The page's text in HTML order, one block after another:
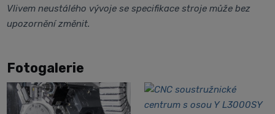
Vlivem neustálého vývoje se specifikace stroje může bez
upozornění změnit.
Fotogalerie